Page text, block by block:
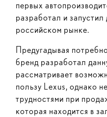
первых
разработал и запустил
российском рынке.
Предугадывая
бренд разработал
рассматривает
пользу Lexus, однако
трудностями при
которая находится в